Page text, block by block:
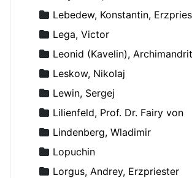
Lebedew, Konstantin,
Lega, Victor
Leonid (Kavelin), Archimandrit
Leskow, Nikolaj
Lewin, Sergej
Lilienfeld, Prof. Dr. Fairy von
Lindenberg, Wladimir
Lopuchin
Lorgus, Andrey, Erzpriester